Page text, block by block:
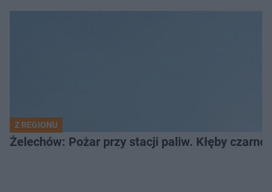
Z REGIONU
Żelechów: Pożar przy stacji paliw. Kłęby